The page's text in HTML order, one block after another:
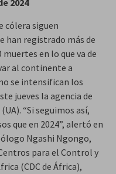
2024
cólera siguen
han registrado más de
muertes en lo que va de
al continente a
se intensifican los
jueves la agencia de
“Si seguimos así,
que en 2024”, alertó en
Ngashi Ngongo,
para el Control y
(CDC de África),